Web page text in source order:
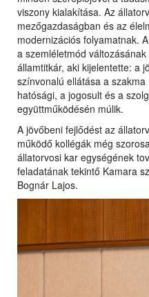
viszony kialakítása. Az
mezőgazdaságban és az
modernizációs folyamatnak.
a szemléletmód
államtitkár, aki kijelentette: a
színvonalú ellátása a
hatósági, a jogosult és a
együttműködésén múlik.
A jövőbeni fejlődést az
működő kollégák még
állatorvosi kar egységének
feladatának tekintő Kamara
Bognár Lajos.